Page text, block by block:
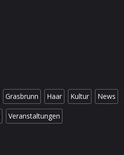
Grasbrunn Haar Kultur News
Veranstaltungen